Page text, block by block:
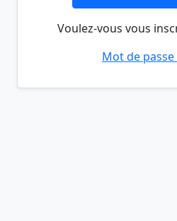
Voulez-vous vous
Mot de